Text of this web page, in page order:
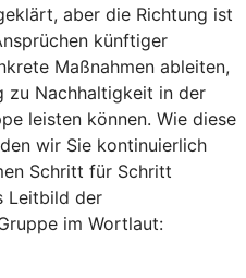
aber die Richtung ist
künftiger
Maßnahmen ableiten,
zu Nachhaltigkeit in der
leisten können. Wie diese
wir Sie kontinuierlich
Schritt für Schritt
Leitbild der
im Wortlaut: